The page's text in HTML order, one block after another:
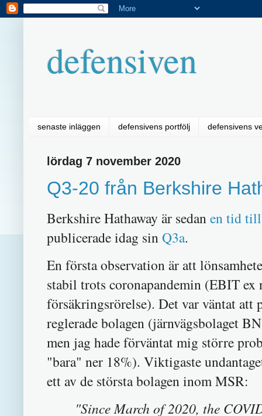
defensiven
senaste inläggen defensivens portfölj defensivens
lördag 7 november 2020
Q3-20 från Berkshire
Berkshire Hathaway är sedanen tid
publicerade idag sinQ3a.
En första observation är att
stabil trots coronapandemin (EBIT
försäkringsrörelse). Det var väntat att
reglerade bolagen (järnvägsbolaget
men jag hade förväntat mig större
"bara" ner 18%). Viktigaste
ett av de största bolagen inom MSR:
"Since March of 2020, the